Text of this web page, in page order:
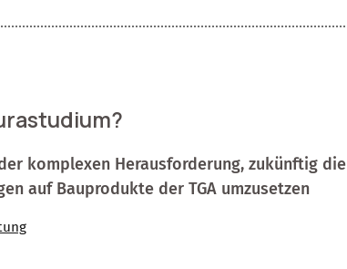
komplexen Herausforderung, zukünftig die
auf Bauprodukte der TGA umzusetzen